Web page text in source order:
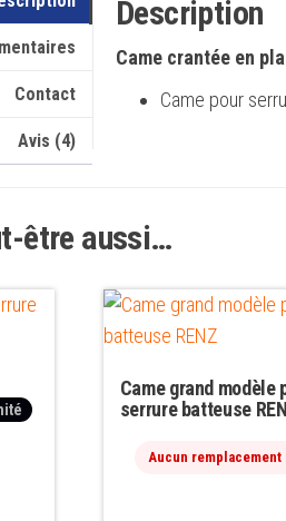
Contact
Avis (4)
Description
Came crantée en
Came pour
être aussi…
Came grand modèle
serrure batteuse
Aucun remplacement